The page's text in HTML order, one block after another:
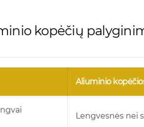
kopėčių
Aliuminio
Lengvesnės nei